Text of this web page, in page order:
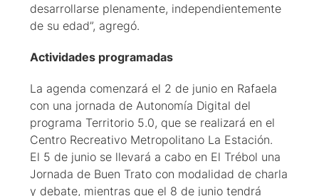
desarrollarse plenamente, independientemente
de su edad”, agregó.
Actividades programadas
La agenda comenzará el 2 de junio en Rafaela
con una jornada de Autonomía Digital del
programa Territorio 5.0, que se realizará en el
Centro Recreativo Metropolitano La Estación.
El 5 de junio se llevará a cabo en El Trébol una
Jornada de Buen Trato con modalidad de charla
y debate, mientras que el 8 de junio tendrá